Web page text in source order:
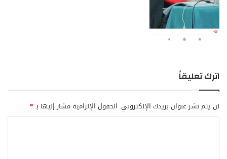
اترك تعليقاً
لن يتم نشر عنوان بريدك الإلكتروني. الحقول الإلزامية مشار إليها بـ*